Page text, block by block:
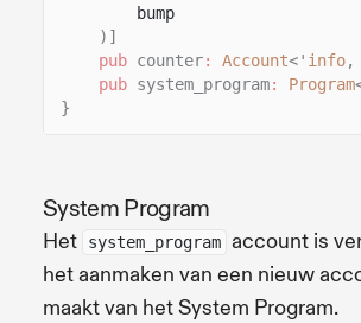
bump
)]
pub counter: Account<' info,
pub system_program: Program
}
System Program
Het system_program account is
het aanmaken van een nieuw
maakt van het System Program.